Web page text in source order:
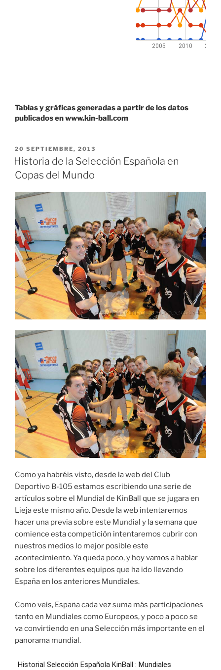
Tablas y gráficas generadas a partir de los datos
publicados en www.kin-ball.com
PUBLICADO
EL
20 SEPTIEMBRE, 2013
Historia de la Selección Española en
Copas del Mundo
Como ya habréis visto, desde la web del Club
Deportivo B-105 estamos escribiendo una serie de
artículos sobre el Mundial de KinBall que se jugara en
Lieja este mismo año. Desde la web intentaremos
hacer una previa sobre este Mundial y la semana que
comience esta competición intentaremos cubrir con
nuestros medios lo mejor posible este
acontecimiento. Ya queda poco, y hoy vamos a hablar
sobre los diferentes equipos que ha ido llevando
España en los anteriores Mundiales.
Como veis, España cada vez suma más participaciones
tanto en Mundiales como Europeos, y poco a poco se
va convirtiendo en una Selección más importante en el
panorama mundial.